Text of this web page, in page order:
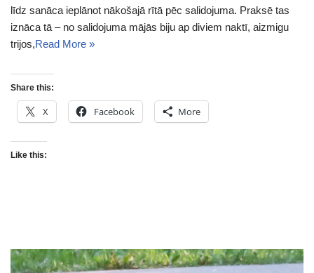
līdz sanāca ieplānot nākošajā rītā pēc salidojuma. Praksē tas
iznāca tā – no salidojuma mājās biju ap diviem naktī, aizmigu
trijos,Read More »
Share this:
X Facebook More
Like this: